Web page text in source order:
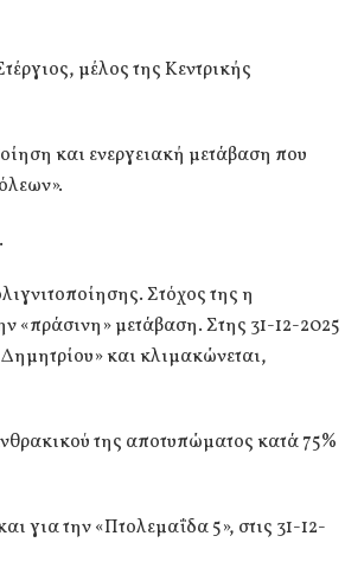
μέλος της Κεντρικής
και ενεργειακή μετάβαση που
Στόχος της η
«πράσινη» μετάβαση. Στης 31-12-2025
και κλιμακώνεται,
της αποτυπώματος κατά 75%
για την «Πτολεμαΐδα 5», στις 31-12-